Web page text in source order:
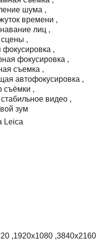
шума ,
времени ,
лиц ,
,
фокусировка ,
фокусировка ,
съемка ,
автофокусировка ,
съёмки ,
стабильное видео ,
зум
Leica
,1920x1080 ,3840x2160